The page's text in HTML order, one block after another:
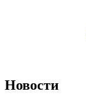
Новости